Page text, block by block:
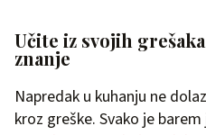
Učite iz svojih
znanje
Napredak u kuhanju ne
kroz greške. Svako je